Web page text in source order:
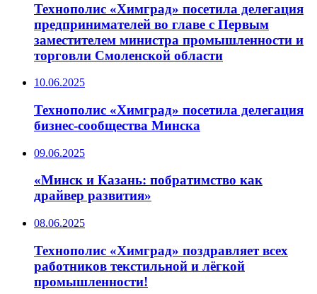
Технополис «Химград» посетила делегация
предпринимателей во главе с Первым
заместителем министра промышленности и
торговли Смоленской области
10.06.2025
Технополис «Химград» посетила делегация
бизнес-сообщества Минска
09.06.2025
«Минск и Казань: побратимство как
драйвер развития»
08.06.2025
Технополис «Химград» поздравляет всех
работников текстильной и лёгкой
промышленности!